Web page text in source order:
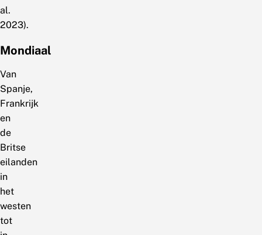
al.
2023).
Mondiaal
Van
Spanje,
Frankrijk
en
de
Britse
eilanden
in
het
westen
tot